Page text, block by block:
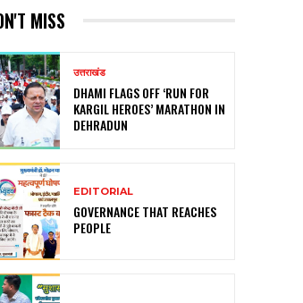
MISS
उत्तराखंड
DHAMI FLAGS OFF ‘RUN FOR
KARGIL HEROES’ MARATHON IN
DEHRADUN
EDITORIAL
GOVERNANCE THAT REACHES
PEOPLE